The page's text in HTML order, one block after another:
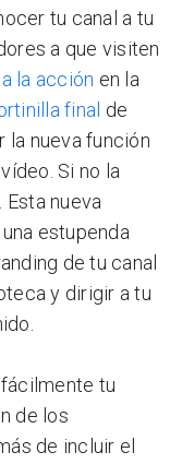
tu canal a tu
a que visiten
a la acción en la
final de
la nueva función
Si no la
. Esta nueva
estupenda
de tu canal
y dirigir a tu
tu
de los
de incluir el